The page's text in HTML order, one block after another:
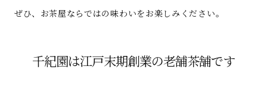
ぜひ、お茶屋ならではの味わいをお楽しみください。
千紀園は江戸末期創業の老舗茶舗です